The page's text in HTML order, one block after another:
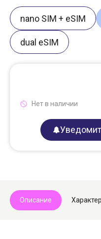
nano SIM + eSIM
dual eSIM
Нет в наличии
Описание